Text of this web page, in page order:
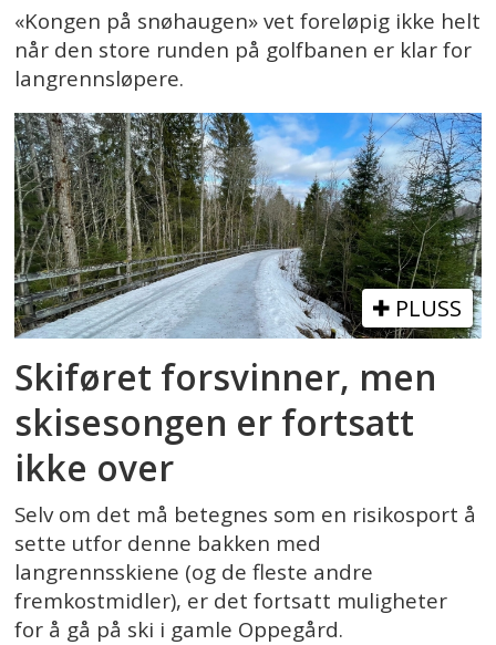
«Kongen på snøhaugen» vet foreløpig ikke helt
når den store runden på golfbanen er klar for
langrennsløpere.
PLUSS
Skiføret forsvinner, men
skisesongen er fortsatt
ikke over
Selv om det må betegnes som en risikosport å
sette utfor denne bakken med
langrennsskiene (og de fleste andre
fremkostmidler), er det fortsatt muligheter
for å gå på ski i gamle Oppegård.